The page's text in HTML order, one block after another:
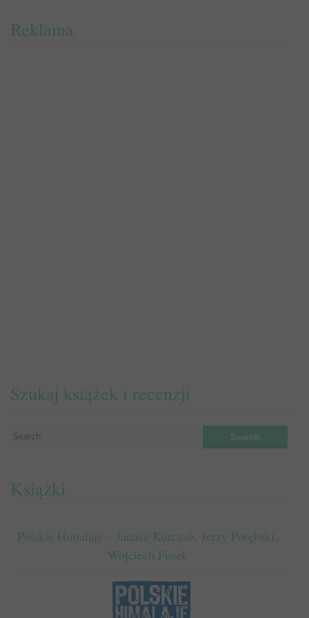
Reklama
Szukaj książek i recenzji
Książki
Polskie Himalaje – Janusz Kurczab, Jerzy Porębski,
Wojciech Fusek